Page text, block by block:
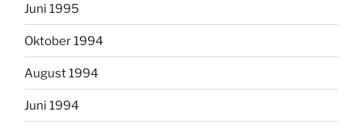
Juni 1995
Oktober 1994
August 1994
Juni 1994